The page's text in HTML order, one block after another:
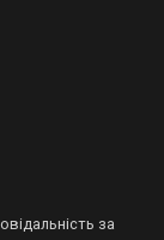
за